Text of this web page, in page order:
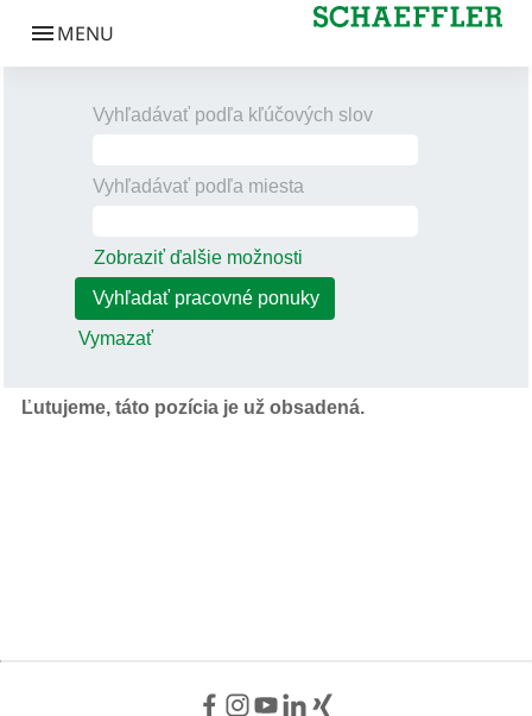
Vyhľadávať podľa kľúčových slov
Vyhľadávať podľa miesta
Zobraziť ďalšie možnosti
Vymazať
Ľutujeme, táto pozícia je už obsadená.